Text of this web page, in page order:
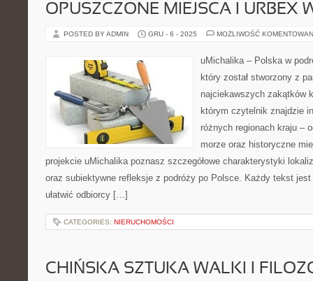
OPUSZCZONE MIEJSCA I URBEX
POSTED BY ADMIN GRU - 6 - 2025 MOŻLIWOŚĆ
uMichalika – Polska w
który został stworzony z
najciekawszych zakątków
którym czytelnik znajdzie
różnych regionach kraju –
morze oraz historyczne
projekcie uMichalika poznasz szczegółowe charakterystyki
oraz subiektywne refleksje z podróży po Polsce. Każdy tekst
ułatwić odbiorcy […]
CATEGORIES: NIERUCHOMOŚCI
CHIŃSKA SZTUKA WALKI I